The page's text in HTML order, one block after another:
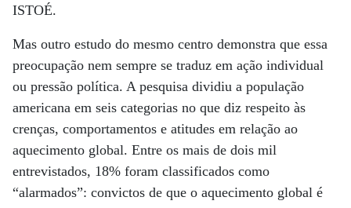
ISTOÉ.
Mas outro estudo do mesmo centro demonstra que essa
preocupação nem sempre se traduz em ação individual
ou pressão política. A pesquisa dividiu a população
americana em seis categorias no que diz respeito às
crenças, comportamentos e atitudes em relação ao
aquecimento global. Entre os mais de dois mil
entrevistados, 18% foram classificados como
“alarmados”: convictos de que o aquecimento global é